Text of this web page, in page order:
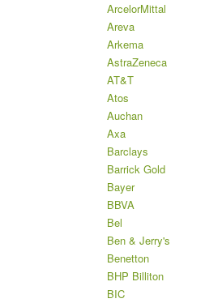
ArcelorMittal
Areva
Arkema
AstraZeneca
AT&T
Atos
Auchan
Axa
Barclays
Barrick Gold
Bayer
BBVA
Bel
Ben & Jerry's
Benetton
BHP Billiton
BIC